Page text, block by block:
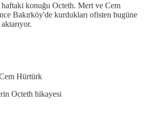
haftaki konuğu Octeth. Mert ve Cem
Bakırköy'de kurdukları ofisten bugüne
Hürtürk
Octeth hikayesi